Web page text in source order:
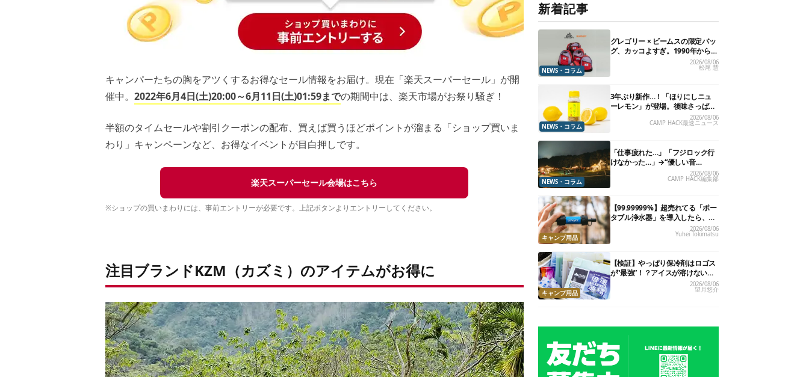
キャンパーたちの胸をアツくするお得なセール情報をお届け。現在「楽天スーパーセール」が開
催中。 2022年6月4日(土)20:00～6月11日(土)01:59までの期間中は、楽天市場がお祭り騒ぎ！
半額のタイムセールや割引クーポンの配布、買えば買うほどポイントが溜まる「ショップ買いま
わり」キャンペーンなど、お得なイベントが目白押しです。
楽天スーパーセール会場はこちら
※ショップの買いまわりには、事前エントリーが必要です。上記ボタンよりエントリーしてください。
注目ブランドKZM（カズミ）のアイテムがお得に
新着記事
NEWS・コラム
グレゴリー × ビームスの限定バッ
グ、カッコよすぎ。1990年から“3
年のみ使用”されていた、紫タグ
2026/08/06
松尾 慧
NEWS・コラム
3年ぶり新作…！「ほりにしニュ
ーレモン」が登場。後味さっぱり
の万能スパイス！【8月21日発
2026/08/06
CAMP HACK最速ニュース
NEWS・コラム
「仕事疲れた…」「フジロック行
けなかった…」→“優しい音
楽”と“大きな自然”で治癒。まだ間
2026/08/06
CAMP HACK編集部
キャンプ用品
【99.99999%】超売れてる「ポー
タブル浄水器」を導入したら、防
災が明確に自分ごと化した2026/08/06
Yuhei Tokimatsu
キャンプ用品
【検証】やっぱり保冷剤はロゴス
が“最強”！？アイスが溶けないっ
2026/08/06
望月悠介